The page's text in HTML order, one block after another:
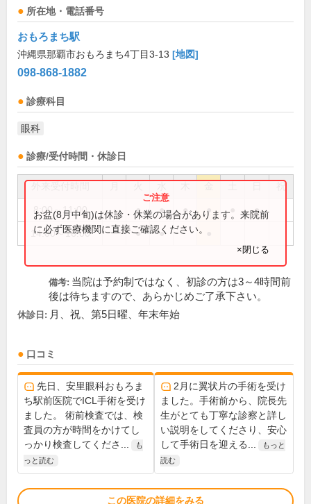
所在地・電話番号
おもろまち駅
沖縄県那覇市おもろまち4丁目3-13 [地図]
098-868-1882
診療科目
眼科
診療/受付時間・休診日
祝
8:00～11:00 ● ● ● ● ●
14:00～16:00 ● ●
お盆(8月中旬)は休診・休業の場合があります。来院前
に必ず医療機関に直接ご確認ください。
×閉じる
備考: 当院は予約制ではなく、初診の方は3～4時間前
後は待ちますので、あらかじめご了承下さい。
休診日: 月、祝、第5日曜、年末年始
口コミ
先日、安里眼科おもろま
ち駅前医院でICL手術を受け
ました。 術前検査では、検
査員の方が時間をかけてし
っかり検査してくださ...
も
っと読む
2月に翼状片の手術を受け
ました。手術前から、院長先
生がとても丁寧な診察と詳し
い説明をしてくださり、安心
して手術日を迎える...
もっと
読む
この医院の詳細をみる